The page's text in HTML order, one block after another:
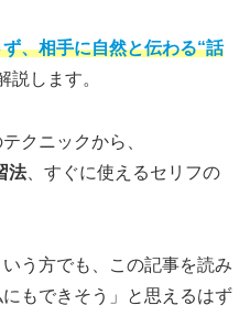
、相手に自然と伝わる“話
説します。
クニックから、
法、すぐに使えるセリフの
う方でも、この記事を読み
もできそう」と思えるはず